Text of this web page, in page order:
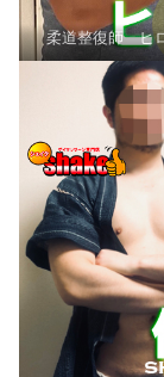
柔道整復師 ヒ